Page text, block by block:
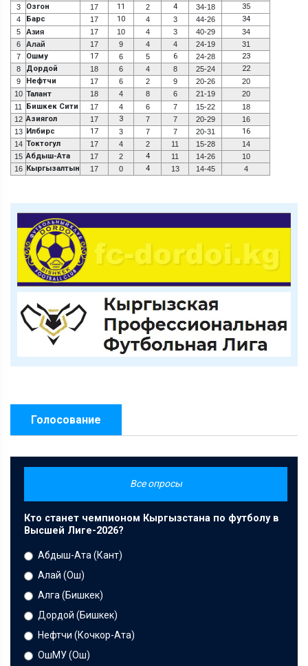
3 Озгон 17 11 2 4 34-18 35
4 Барс 17 10 4 3 44-26 34
5 Азия 17 10 4 3 40-29
34
6
Алай 17 9 4 4 24-19
31
7
Ошму 17 6 5 6 24-28 23
8 Дордой 18 6 4 8 25-24 22
9 Нефтчи 17 6 2 9 20-26
20
10 Талант 18 4 8 6 21-19
20
11
Бишкек Сити 17 4 6 7 15-22
18
12 Азиягол 17 3 7 7 20-29
16
13 Илбирс 17 3 7 7 20-31 16
14 Токтогул 17 4 2 11 15-28
14
15 Абдыш-Ата 17 2 4 11 14-26
10
16 Кыргызалтын 17 0 4 13 14-45 4
Голосование
Все опросы
Кто станет чемпионом Кыргызстана по футболу в
Высшей Лиге-2026?
Абдыш-Ата (Кант)
Алай (Ош)
Алга (Бишкек)
Дордой (Бишкек)
Нефтчи (Кочкор-Ата)
ОшМУ (Ош)